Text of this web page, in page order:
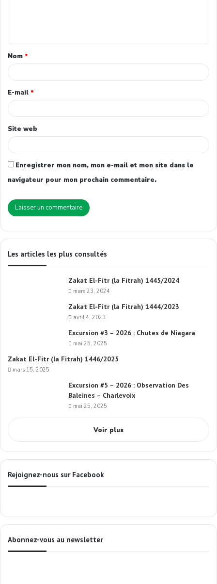
Nom *
E-mail *
Site web
Enregistrer mon nom, mon e-mail et mon site dans le
navigateur pour mon prochain commentaire.
Les articles les plus consultés
Zakat El-Fitr (la Fitrah) 1445/2024
mars 23, 2024
Zakat El-Fitr (la Fitrah) 1444/2023
avril 4, 2023
Excursion #3 – 2026 : Chutes de Niagara
mai 25, 2025
Zakat El-Fitr (la Fitrah) 1446/2025
mars 15, 2025
Excursion #5 – 2026 : Observation Des
Baleines – Charlevoix
mai 25, 2025
Voir plus
Rejoignez-nous sur Facebook
Abonnez-vous au newsletter